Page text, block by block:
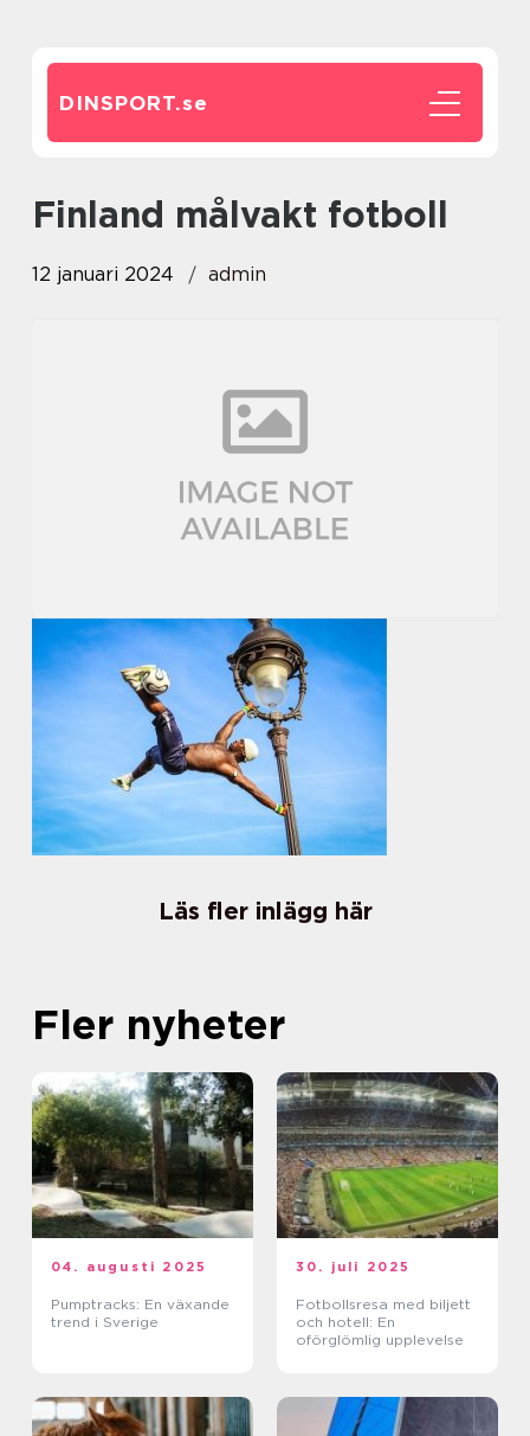
DINSPORT.se
finland målvakt fotboll
12 januari 2024 admin
Läs fler inlägg här
Fler nyheter
04. augusti 2025
Pumptracks: En växande
trend i Sverige
30. juli 2025
Fotbollsresa med biljett
och hotell: En
oförglömlig upplevelse